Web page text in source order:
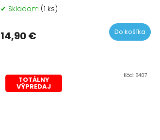
✔ Skladom (1 ks)
14,90 € Do košíka
TOTÁLNY
VÝPREDAJ
Kód: 5407